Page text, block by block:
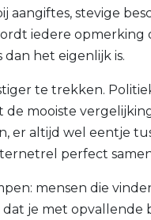
aangiftes, stevige
iedere opmerking
het eigenlijk is.
te trekken.
de mooiste
er altijd wel eentje
perfect
mensen die
je met opvallende